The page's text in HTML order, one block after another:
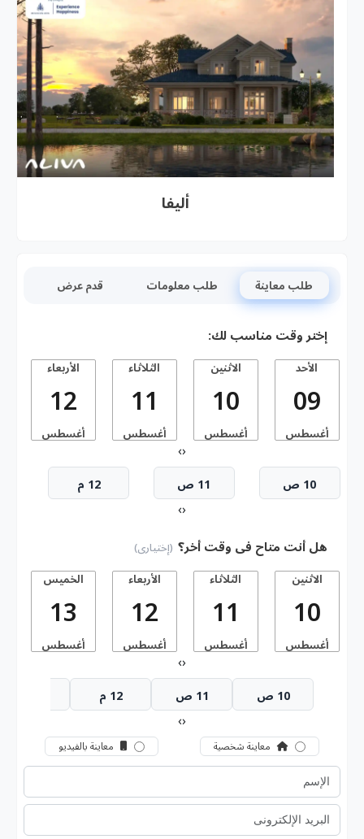
أليفا
طلب معاينة طلب معلومات قدم عرض
إختر وقت مناسب لك:
الأحد
09
أغسطس
الاثنين
10
أغسطس
الثلاثاء
11
أغسطس
الأربعاء
12
أغسطس
‹
›
10 ص 11 ص 12 م
‹
›
هل أنت متاح فى وقت أخر؟ (إختيارى)
الاثنين
10
أغسطس
الثلاثاء
11
أغسطس
الأربعاء
12
أغسطس
الخميس
13
أغسطس
‹
›
10 ص 11 ص 12 م
‹
›
معاينة شخصية معاينة بالفيديو